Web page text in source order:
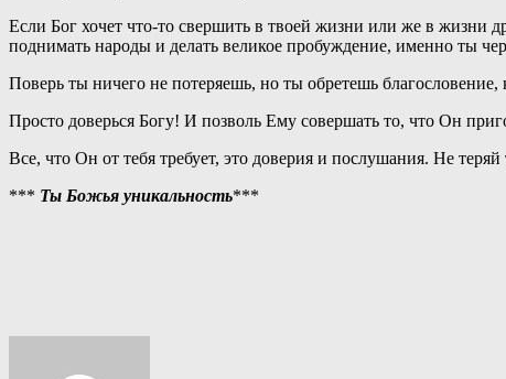
Если Бог хочет что-то свершить в твоей жизни или же в жизни
поднимать народы и делать великое пробуждение, именно ты
Поверь ты ничего не потеряешь, но ты обретешь
Просто доверься Богу! И позволь Ему совершать то, что Он
Все, что Он от тебя требует, это доверия и послушания. Не теряй
*** Ты Божья уникальность***